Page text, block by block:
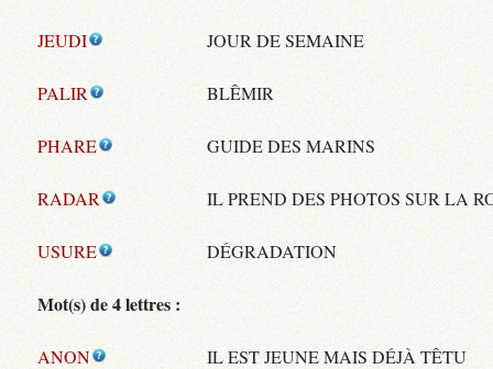
JEUDI JOUR DE SEMAINE
PALIR BLÊMIR
PHARE GUIDE DES MARINS
RADAR IL PREND DES PHOTOS SUR LA
USURE DÉGRADATION
Mot(s) de 4 lettres :
ANON IL EST JEUNE MAIS DÉJÀ TÊTU